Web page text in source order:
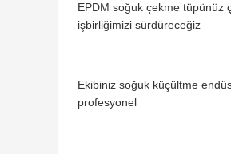
EPDM soğuk çekme tüpünüz
işbirliğimizi sürdüreceğiz
Ekibiniz soğuk küçültme
profesyonel